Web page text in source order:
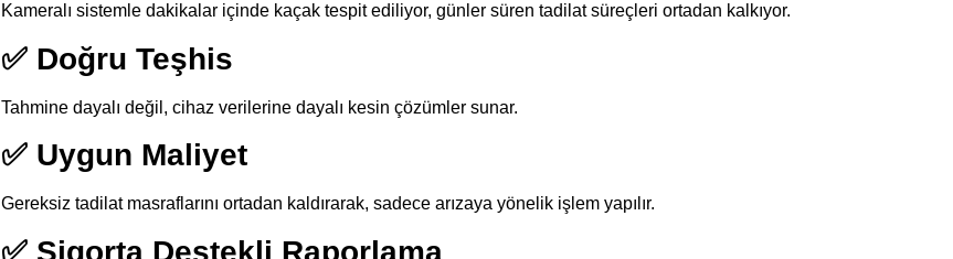
Kameralı sistemle dakikalar içinde kaçak tespit ediliyor, günler süren tadilat süreçleri ortadan kalkıyor.
✅ Doğru Teşhis
Tahmine dayalı değil, cihaz verilerine dayalı kesin çözümler sunar.
✅ Uygun Maliyet
Gereksiz tadilat masraflarını ortadan kaldırarak, sadece arızaya yönelik işlem yapılır.
✅ Sigorta Destekli Raporlama